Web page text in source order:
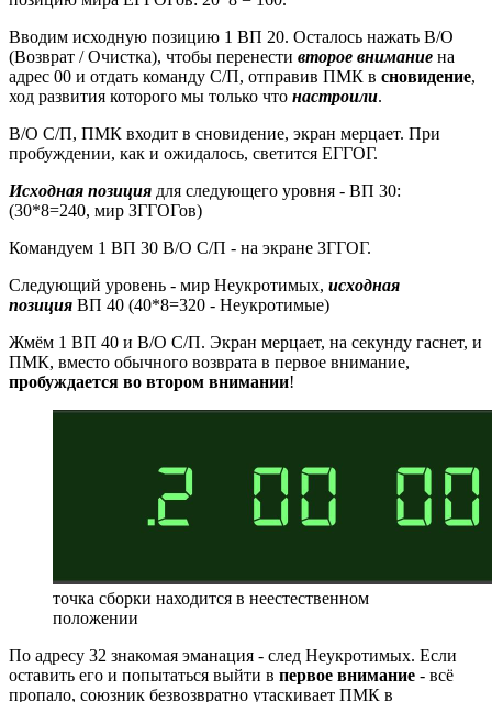
Вводим исходную позицию 1 ВП 20. Осталось нажать В/О
(Возврат / Очистка), чтобы перенести второе внимание на
адрес 00 и отдать команду С/П, отправив ПМК в сновидение,
ход развития которого мы только что настроили.
В/О С/П, ПМК входит в сновидение, экран мерцает. При
пробуждении, как и ожидалось, светится ЕГГОГ.
Исходная позиция для следующего уровня - ВП 30:
(30*8=240, мир ЗГГОГов)
Командуем 1 ВП 30 В/О С/П - на экране ЗГГОГ.
Следующий уровень - мир Неукротимых, исходная
позиция ВП 40 (40*8=320 - Неукротимые)
Жмём 1 ВП 40 и В/О С/П. Экран мерцает, на секунду гаснет, и
ПМК, вместо обычного возврата в первое внимание,
пробуждается во втором внимании!
точка сборки находится в неестественном
положении
По адресу 32 знакомая эманация - след Неукротимых. Если
оставить его и попытаться выйти в первое внимание - всё
пропало, союзник безвозвратно утаскивает ПМК в